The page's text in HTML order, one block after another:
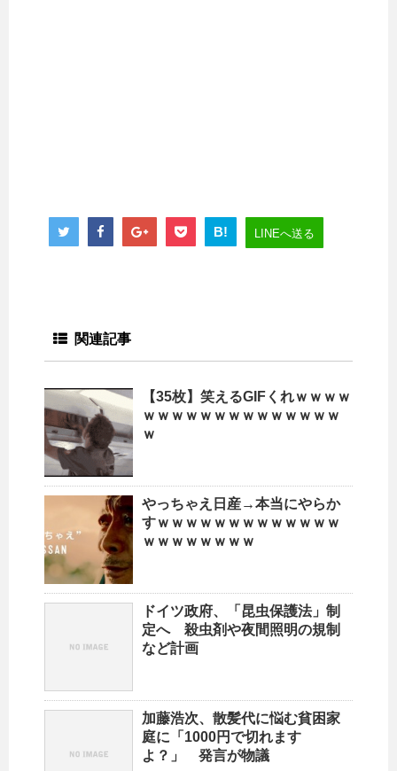
B! LINEへ送る
関連記事
【35枚】笑えるGIFくれｗｗｗｗ
ｗｗｗｗｗｗｗｗｗｗｗｗｗｗ
ｗ
やっちゃえ日産→本当にやらか
すｗｗｗｗｗｗｗｗｗｗｗｗｗ
ｗｗｗｗｗｗｗｗ
ドイツ政府、「昆虫保護法」制
定へ 殺虫剤や夜間照明の規制
など計画
加藤浩次、散髪代に悩む貧困家
庭に「1000円で切れます
よ？」 発言が物議